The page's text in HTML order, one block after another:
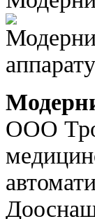
ООО